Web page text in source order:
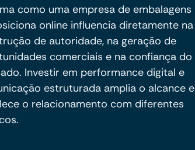
como uma empresa de embalagens
online influencia diretamente na
de autoridade, na geração de
comerciais e na confiança do
Investir em performance digital e
estruturada amplia o alcance e
o relacionamento com diferentes